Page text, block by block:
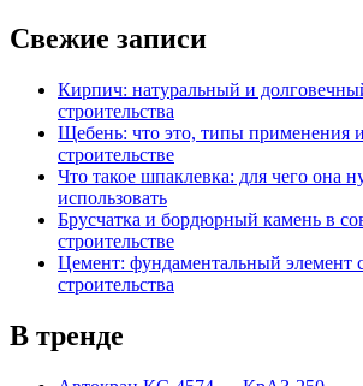
Свежие записи
Кирпич: натуральный и
строительства
Щебень: что это, типы применения
строительстве
Что такое шпаклевка: для чего она
использовать
Брусчатка и бордюрный камень в
строительстве
Цемент: фундаментальный элемент
строительства
В тренде